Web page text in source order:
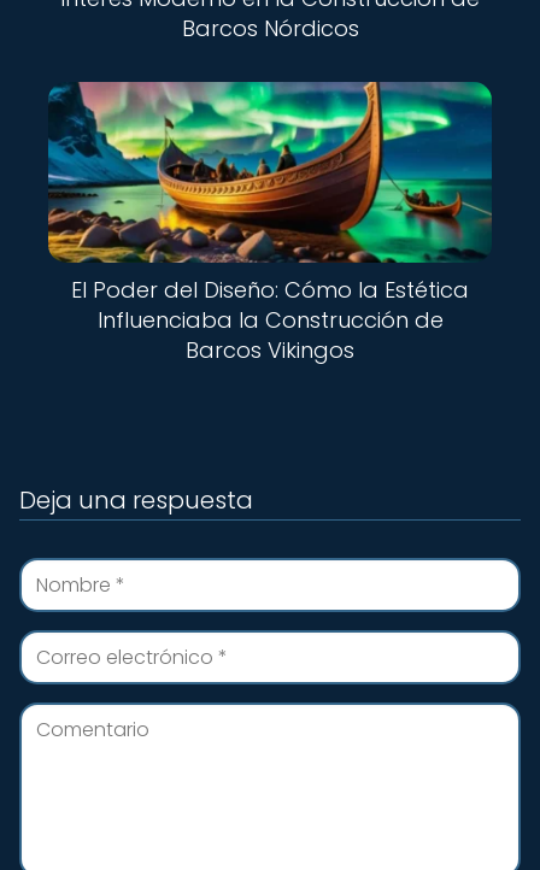
Barcos Nórdicos
El Poder del Diseño: Cómo la Estética
Influenciaba la Construcción de
Barcos Vikingos
Deja una respuesta